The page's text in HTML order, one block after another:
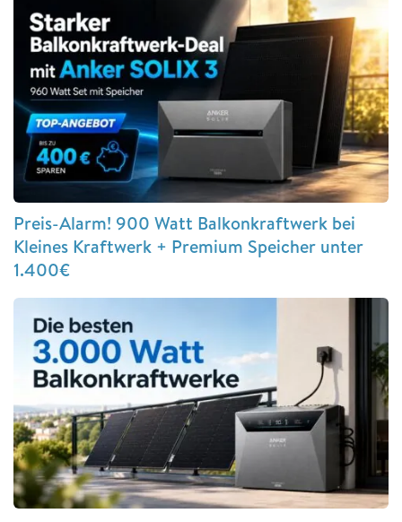
Preis-Alarm! 900 Watt Balkonkraftwerk bei
Kleines Kraftwerk + Premium Speicher unter
1.400€